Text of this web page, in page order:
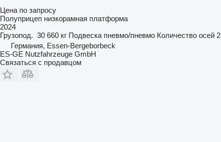
Цена по запросу
Полуприцеп низкорамная платформа
2024
Грузопод. 30 660 кг Подвеска пневмо/пневмо Количество осей 2
Германия, Essen-Bergeborbeck
ES-GE Nutzfahrzeuge GmbH
Связаться с продавцом